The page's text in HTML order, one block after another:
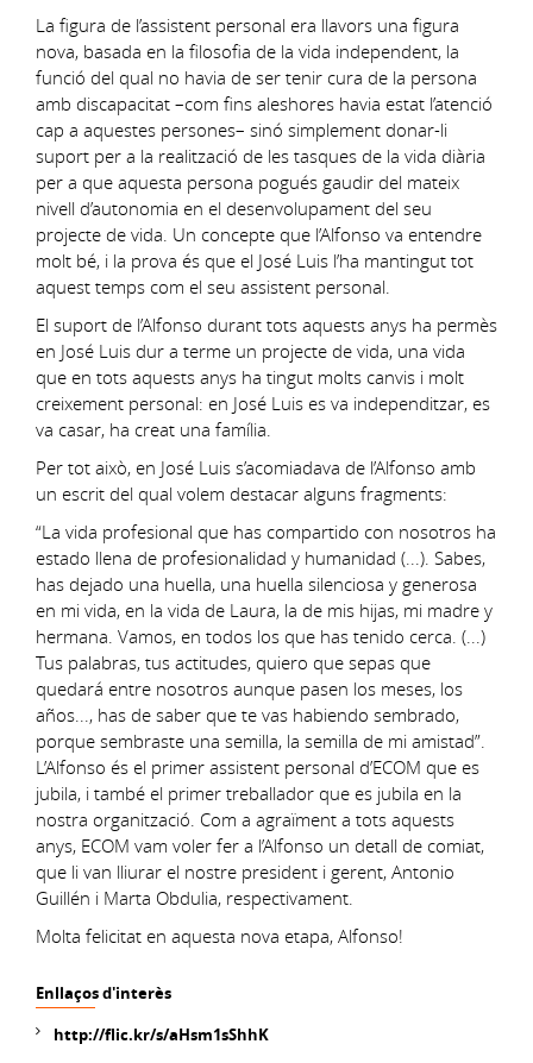
La figura de l’assistent personal era llavors una figura
nova, basada en la filosofia de la vida independent, la
funció del qual no havia de ser tenir cura de la persona
amb discapacitat –com fins aleshores havia estat l’atenció
cap a aquestes persones– sinó simplement donar-li
suport per a la realització de les tasques de la vida diària
per a que aquesta persona pogués gaudir del mateix
nivell d’autonomia en el desenvolupament del seu
projecte de vida. Un concepte que l’Alfonso va entendre
molt bé, i la prova és que el José Luis l’ha mantingut tot
aquest temps com el seu assistent personal.
El suport de l’Alfonso durant tots aquests anys ha permès
en José Luis dur a terme un projecte de vida, una vida
que en tots aquests anys ha tingut molts canvis i molt
creixement personal: en José Luis es va independitzar, es
va casar, ha creat una família.
Per tot això, en José Luis s’acomiadava de l’Alfonso amb
un escrit del qual volem destacar alguns fragments:
“La vida profesional que has compartido con nosotros ha
estado llena de profesionalidad y humanidad (...). Sabes,
has dejado una huella, una huella silenciosa y generosa
en mi vida, en la vida de Laura, la de mis hijas, mi madre y
hermana. Vamos, en todos los que has tenido cerca. (...)
Tus palabras, tus actitudes, quiero que sepas que
quedará entre nosotros aunque pasen los meses, los
años..., has de saber que te vas habiendo sembrado,
porque sembraste una semilla, la semilla de mi amistad”.
L’Alfonso és el primer assistent personal d’ECOM que es
jubila, i també el primer treballador que es jubila en la
nostra organització. Com a agraïment a tots aquests
anys, ECOM vam voler fer a l’Alfonso un detall de comiat,
que li van lliurar el nostre president i gerent, Antonio
Guillén i Marta Obdulia, respectivament.
Molta felicitat en aquesta nova etapa, Alfonso!
Enllaços d'interès
http://flic.kr/s/aHsm1sShhK